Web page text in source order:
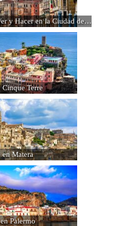
y Hacer en la Ciudad de…
Cinque Terre
en Matera
Palermo